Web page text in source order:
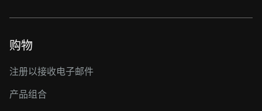
购物
注册以接收电子邮件
产品组合